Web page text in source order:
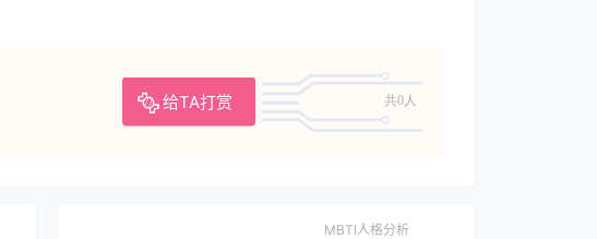
给TA打赏 共0人
MBTI人格分析